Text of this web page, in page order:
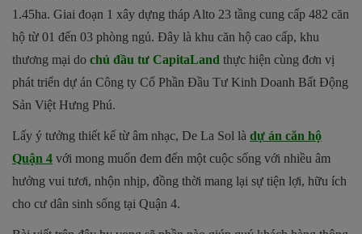
1.45ha. Giai đoạn 1 xây dựng tháp Alto 23 tầng cung cấp 482 căn
hộ từ 01 đến 03 phòng ngủ. Đây là khu căn hộ cao cấp, khu
thương mại do chủ đầu tư CapitaLand thực hiện cùng đơn vị
phát triển dự án Công ty Cổ Phần Đầu Tư Kinh Doanh Bất Động
Sản Việt Hưng Phú.
Lấy ý tưởng thiết kế từ âm nhạc, De La Sol là dự án căn hộ
Quận 4 với mong muốn đem đến một cuộc sống với nhiều âm
hưởng vui tươi, nhộn nhịp, đồng thời mang lại sự tiện lợi, hữu ích
cho cư dân sinh sống tại Quận 4.